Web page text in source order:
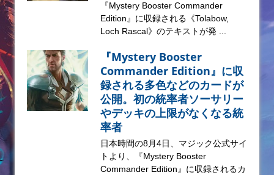
『Mystery Booster Commander
Edition』に収録される《Tolabow,
Loch Rascal》のテキストが発 ...
『Mystery Booster
Commander Edition』に収
録される多色などのカードが
公開。初の統率者ソーサリー
やデッキの上限がなくなる統
率者
日本時間の8月4日、マジック公式サイ
トより、『Mystery Booster
Commander Edition』に収録されるカ